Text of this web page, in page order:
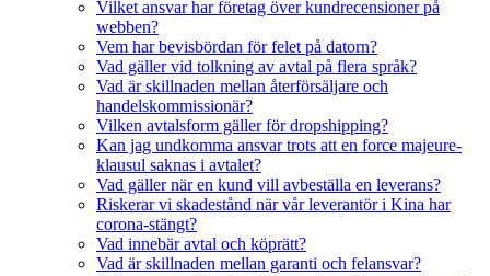
Vilket ansvar har företag över kundrecensioner på
webben?
Vem har bevisbördan för felet på datorn?
Vad gäller vid tolkning av avtal på flera språk?
Vad är skillnaden mellan återförsäljare och
handelskommissionär?
Vilken avtalsform gäller för dropshipping?
Kan jag undkomma ansvar trots att en force majeure-
klausul saknas i avtalet?
Vad gäller när en kund vill avbeställa en leverans?
Riskerar vi skadestånd när vår leverantör i Kina har
corona-stängt?
Vad innebär avtal och köprätt?
Vad är skillnaden mellan garanti och felansvar?